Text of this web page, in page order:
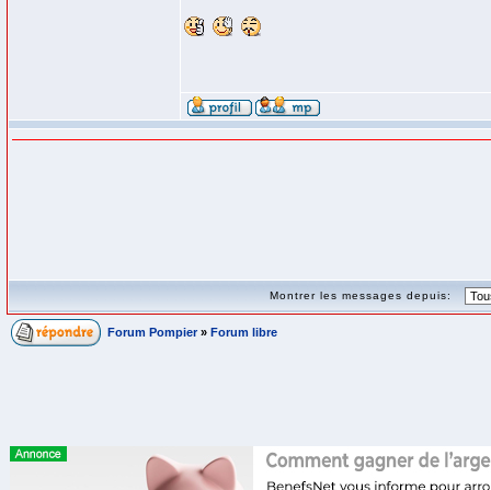
Montrer les messages depuis:
Forum Pompier » Forum libre